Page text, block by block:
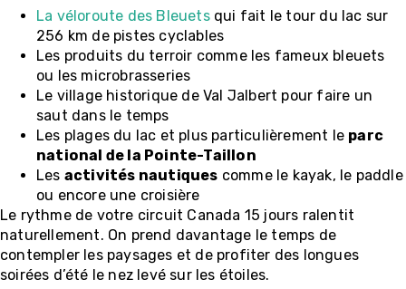
La véloroute des Bleuets qui fait le tour du lac sur
256 km de pistes cyclables
Les produits du terroir comme les fameux bleuets
ou les microbrasseries
Le village historique de Val Jalbert pour faire un
saut dans le temps
Les plages du lac et plus particulièrement le parc
national de la Pointe-Taillon
Les activités nautiques comme le kayak, le paddle
ou encore une croisière
Le rythme de votre circuit Canada 15 jours ralentit
naturellement. On prend davantage le temps de
contempler les paysages et de profiter des longues
soirées d’été le nez levé sur les étoiles.